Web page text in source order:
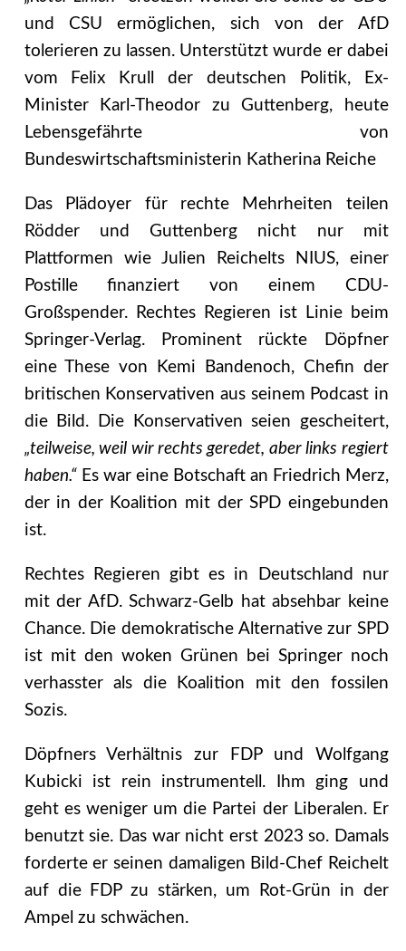
und CSU ermöglichen, sich von der AfD
tolerieren zu lassen. Unterstützt wurde er dabei
vom Felix Krull der deutschen Politik, Ex-
Minister Karl-Theodor zu Guttenberg, heute
Lebensgefährte von
Bundeswirtschaftsministerin Katherina Reiche
Das Plädoyer für rechte Mehrheiten teilen
Rödder und Guttenberg nicht nur mit
Plattformen wie Julien Reichelts NIUS, einer
Postille finanziert von einem CDU-
Großspender. Rechtes Regieren ist Linie beim
Springer-Verlag. Prominent rückte Döpfner
eine These von Kemi Bandenoch, Chefin der
britischen Konservativen aus seinem Podcast in
die Bild. Die Konservativen seien gescheitert,
„teilweise, weil wir rechts geredet, aber links regiert
haben.“ Es war eine Botschaft an Friedrich Merz,
der in der Koalition mit der SPD eingebunden
ist.
Rechtes Regieren gibt es in Deutschland nur
mit der AfD. Schwarz-Gelb hat absehbar keine
Chance. Die demokratische Alternative zur SPD
ist mit den woken Grünen bei Springer noch
verhasster als die Koalition mit den fossilen
Sozis.
Döpfners Verhältnis zur FDP und Wolfgang
Kubicki ist rein instrumentell. Ihm ging und
geht es weniger um die Partei der Liberalen. Er
benutzt sie. Das war nicht erst 2023 so. Damals
forderte er seinen damaligen Bild-Chef Reichelt
auf die FDP zu stärken, um Rot-Grün in der
Ampel zu schwächen.